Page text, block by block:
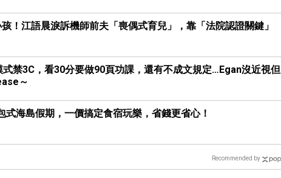
！江語晨淚訴機師前夫「喪偶式育兒」，靠「法院認證關鍵」
禁3C，看30分要做90頁功課，還有不成文規定…Egan沒近視但
～
式海島假期，一價搞定食宿玩樂，省錢更省心！
Recommended by